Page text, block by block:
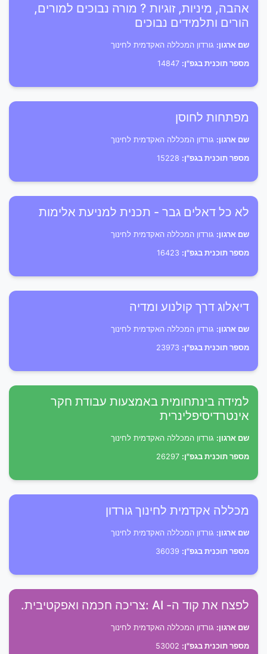
אהבה, מיניות, זוגיות ? מורה נבוכים למורים,
הורים ותלמידים נבוכים
שם ארגון: גורדון המכללה האקדמית לחינוך
מספר תוכנית בגפ"ן:
מפתחות לחוסן
שם ארגון: גורדון המכללה האקדמית לחינוך
מספר תוכנית בגפ"ן:
לא כל דאלים גבר - תכנית למניעת אלימות
שם ארגון: גורדון המכללה האקדמית לחינוך
מספר תוכנית בגפ"ן:
דיאלוג דרך קולנוע ומדיה
שם ארגון: גורדון המכללה האקדמית לחינוך
מספר תוכנית בגפ"ן:
למידה בינתחומית באמצעות עבודת חקר
אינטרדיסיפלינרית
שם ארגון: גורדון המכללה האקדמית לחינוך
מספר תוכנית בגפ"ן:
מכללה אקדמית לחינוך גורדון
שם ארגון: גורדון המכללה האקדמית לחינוך
מספר תוכנית בגפ"ן:
לפצח את קוד ה- AI :צריכה חכמה ואפקטיבית.
שם ארגון: גורדון המכללה האקדמית לחינוך
מספר תוכנית בגפ"ן: